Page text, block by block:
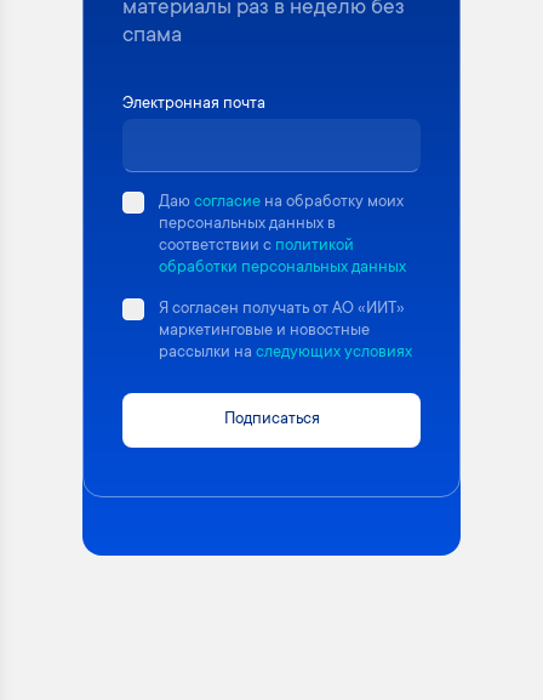
материалы раз в неделю без
спама
Электронная почта
Даюсогласие на обработку моих
персональных данных в
соответствии с политикой
обработки персональных данных
Я согласен получать от АО «ИИТ»
маркетинговые и новостные
рассылки на следующих условиях
Подписаться